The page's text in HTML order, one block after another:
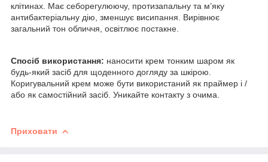
клітинах. Має себорегулюючу, протизапальну та м’яку
антибактеріальну дію, зменшує висипання. Вирівнює
загальний тон обличчя, освітлює постакне.
Спосіб використання: наносити крем тонким шаром як
будь-який засіб для щоденного догляду за шкірою.
Коригувальний крем може бути використаний як праймер і /
або як самостійний засіб. Уникайте контакту з очима.
Приховати